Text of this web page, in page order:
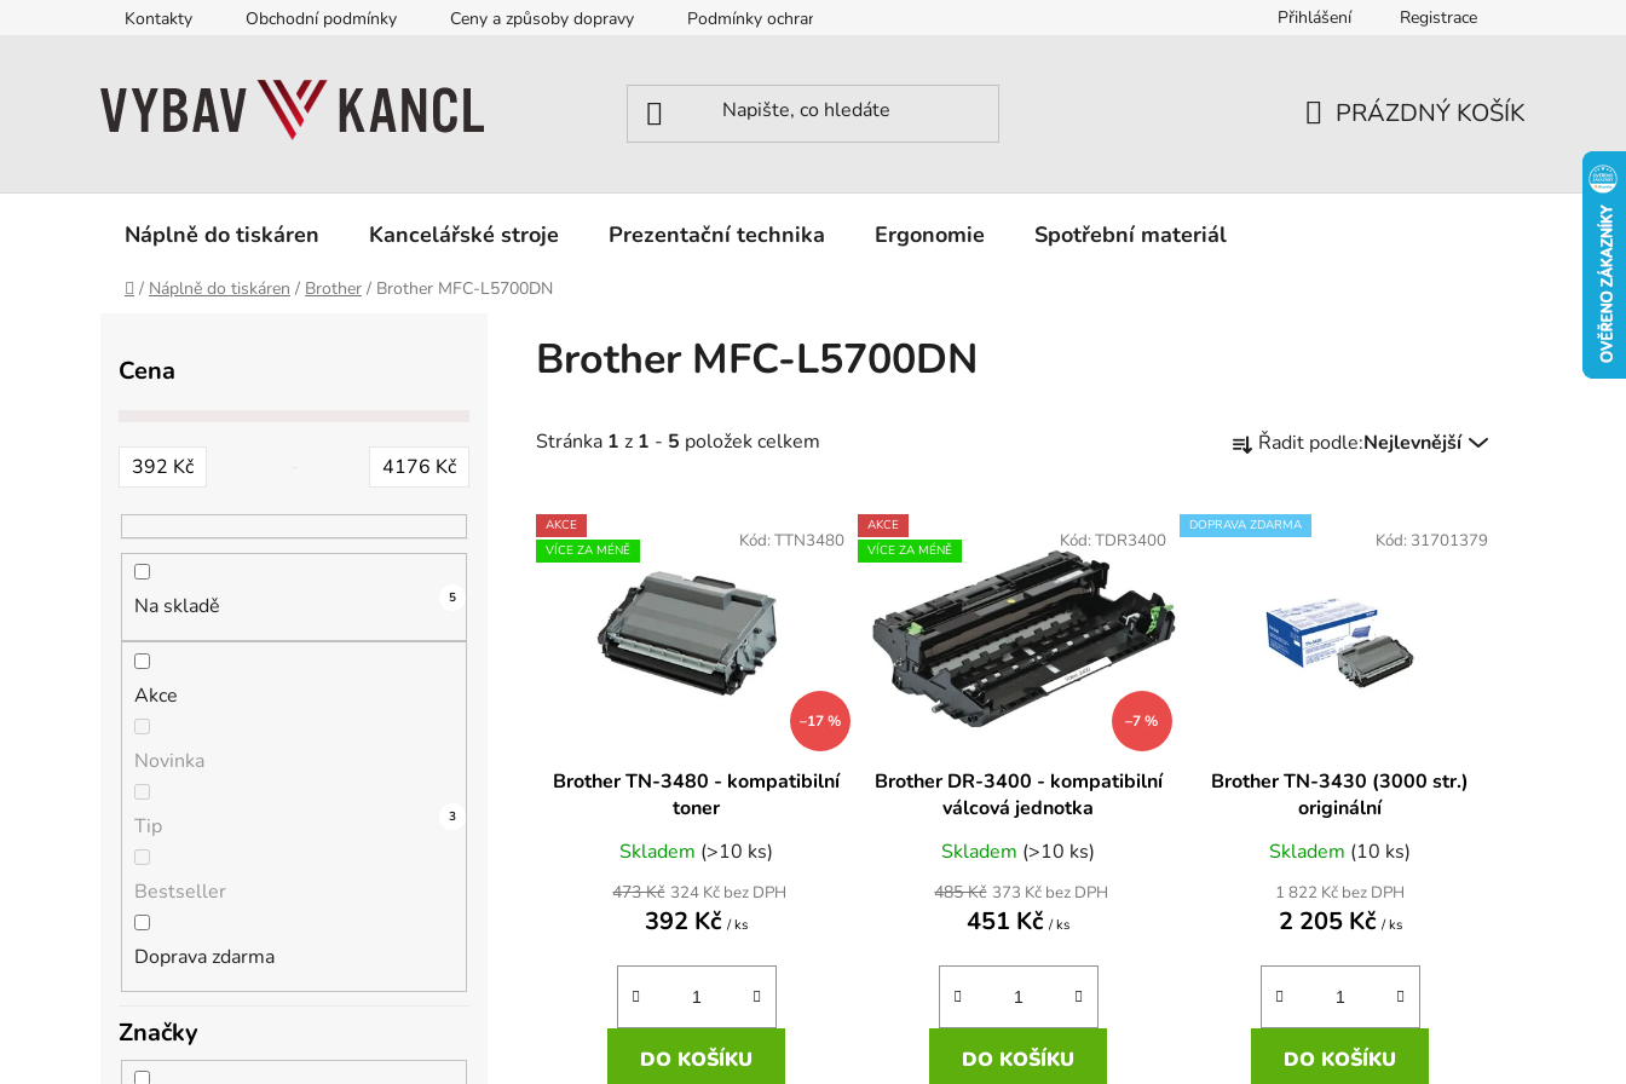
Kontakty Obchodní podmínky Ceny a způsoby dopravy Podmínky ochrany osobních údajů Přihlášení Registrace
KOŠÍK
PRÁZDNÝ KOŠÍK
Náplně do tiskáren Kancelářské stroje Prezentační technika Ergonomie Spotřební materiál
Domů
/ Náplně do tiskáren / Brother / Brother MFC-L5700DN
Cena
392 Kč 4176 Kč
Na skladě 5
Akce
2
Novinka
0
Tip 0
Bestseller
0
Doprava zdarma
3
Značky
Brother MFC-L5700DN
Stránka 1 z 1 - 5 položek celkem
a
e
n
k
t
Řadit podle:Nejlevnější
V
ý
AKCE
VÍCE ZA MÉNĚ
–17 %
Brother TN-3480 - kompatibilní
toner
Skladem (>10 ks)
324 Kč bez DPH
392 Kč/ ks
473 Kč
DO KOŠÍKU
Kód: TTN3480
AKCE
VÍCE ZA MÉNĚ
–7 %
Brother DR-3400 - kompatibilní
válcová jednotka
Skladem (>10 ks)
373 Kč bez DPH
451 Kč/ ks
485 Kč
DO KOŠÍKU
Kód: TDR3400
DOPRAVA ZDARMA
Brother TN-3430 (3000 str.)
originální
Skladem (10 ks)
1 822 Kč bez DPH
2 205 Kč / ks
DO KOŠÍKU
Kód: 31701379